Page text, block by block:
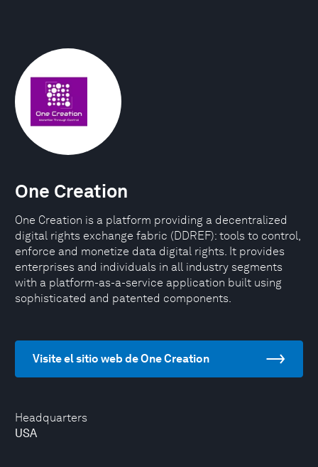
Headquarters
USA
One Creation
One Creation is a platform providing a decentralized
digital rights exchange fabric (DDREF): tools to control,
enforce and monetize data digital rights. It provides
enterprises and individuals in all industry segments
with a platform-as-a-service application built using
sophisticated and patented components.
Visite el sitio web de One Creation